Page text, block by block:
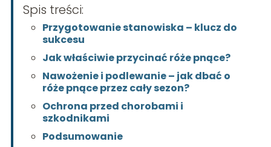
Spis treści:
Przygotowanie stanowiska – klucz do
sukcesu
Jak właściwie przycinać róże pnące?
Nawożenie i podlewanie – jak dbać o
róże pnące przez cały sezon?
Ochrona przed chorobami i
szkodnikami
Podsumowanie